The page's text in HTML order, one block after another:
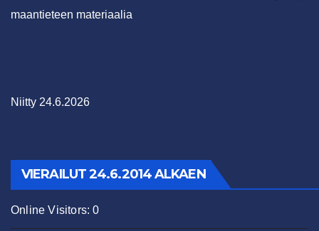
maantieteen materiaalia
Niitty 24.6.2026
VIERAILUT 24.6.2014 ALKAEN
Online Visitors:0